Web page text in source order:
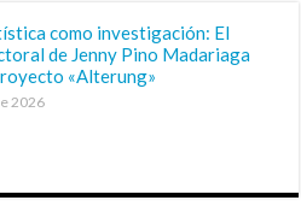
como investigación: El
de Jenny Pino Madariaga
«Alterung»
2026